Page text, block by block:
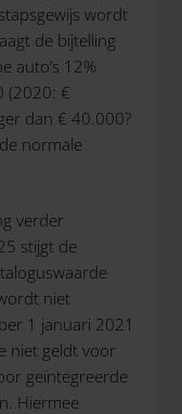
wordt
de bijtelling
auto’s 12%
(2020: €
dan € 40.000?
normale
verder
stijgt de
niet
1 januari 2021
niet geldt voor
geïntegreerde
Hiermee